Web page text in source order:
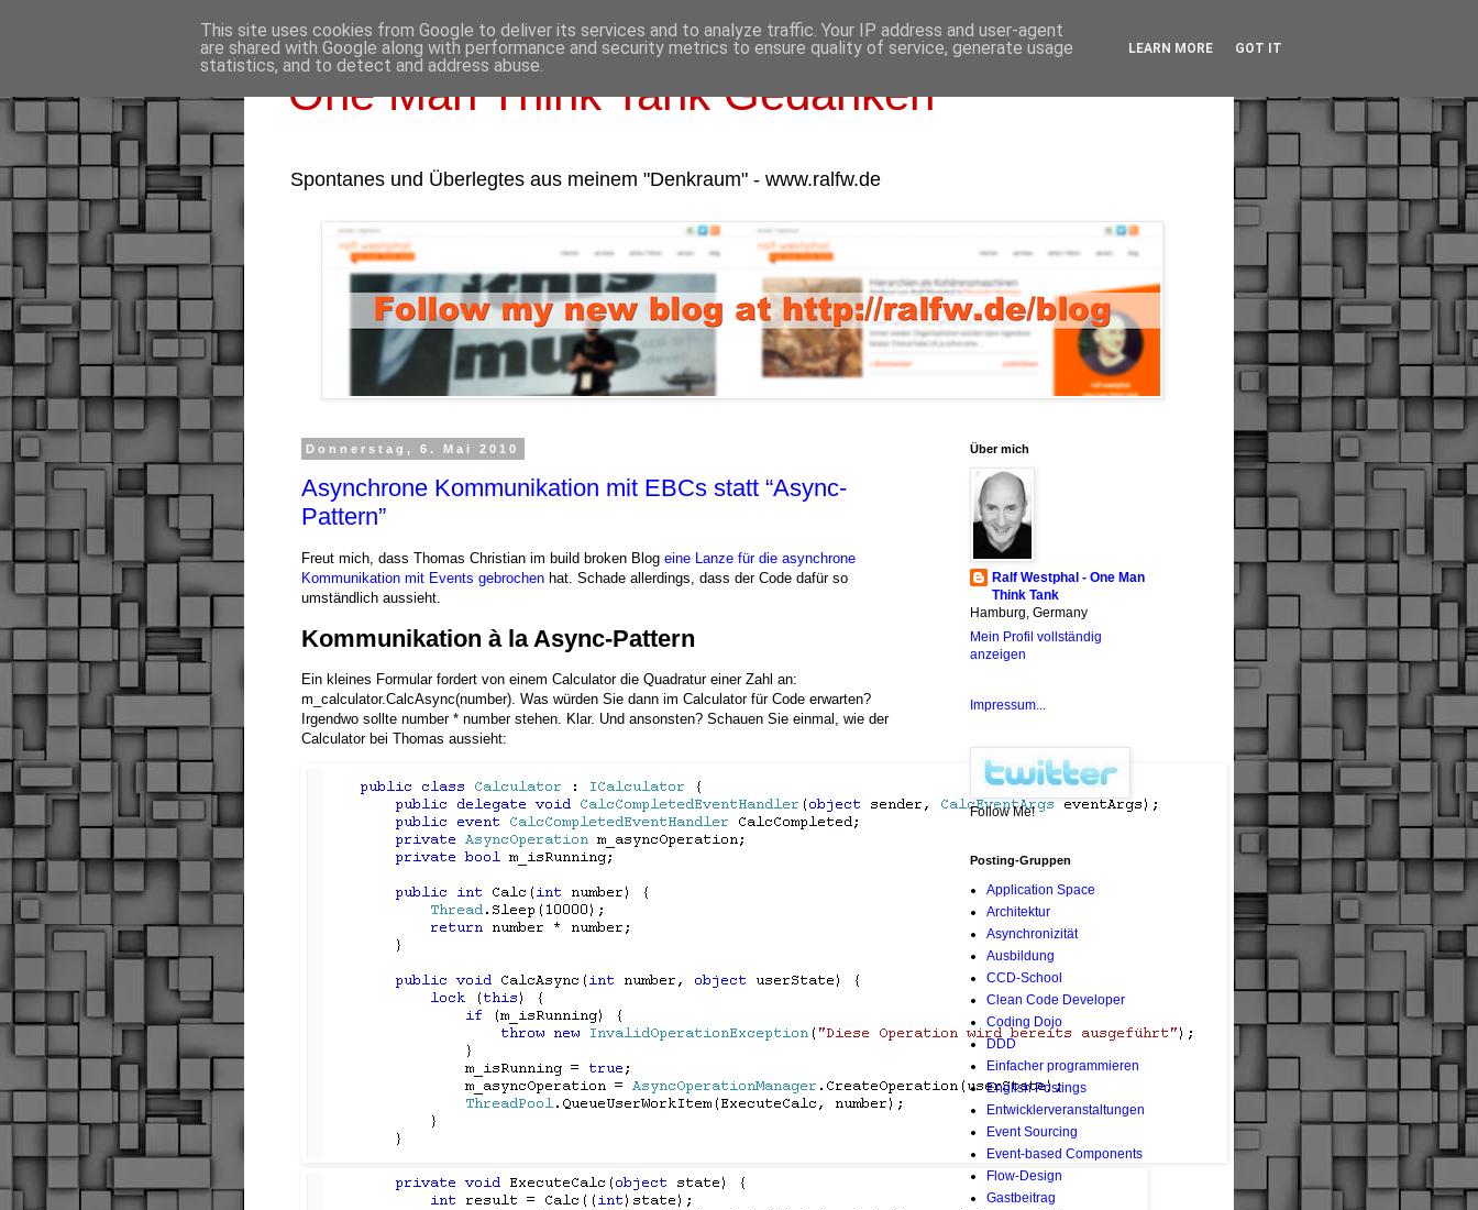
One Man Think Tank Gedanken
Spontanes und Überlegtes aus meinem "Denkraum" - www.ralfw.de
Donnerstag, 6. Mai 2010
Asynchrone Kommunikation mit EBCs statt “Async-
Pattern”
Freut mich, dass Thomas Christian im build broken Blog eine Lanze für die asynchrone
Kommunikation mit Events gebrochen hat. Schade allerdings, dass der Code dafür so
umständlich aussieht.
Kommunikation à la Async-Pattern
Ein kleines Formular fordert von einem Calculator die Quadratur einer Zahl an:
m_calculator.CalcAsync(number). Was würden Sie dann im Calculator für Code erwarten?
Irgendwo sollte number * number stehen. Klar. Und ansonsten? Schauen Sie einmal, wie der
Calculator bei Thomas aussieht:
Über mich
Ralf Westphal - One Man
Think Tank
Hamburg, Germany
Mein Profil vollständig
anzeigen
Impressum...
Follow Me!
Posting-Gruppen
Application Space
Architektur
Asynchronizität
Ausbildung
CCD-School
Clean Code Developer
Coding Dojo
DDD
Einfacher programmieren
English Postings
Entwicklerveranstaltungen
Event Sourcing
Event-based Components
Flow-Design
Gastbeitrag
This site uses cookies from Google to deliver its services and to analyze traffic. Your IP address and user-agent
are shared with Google along with performance and security metrics to ensure quality of service, generate usage
statistics, and to detect and address abuse.
LEARN MORE GOT IT